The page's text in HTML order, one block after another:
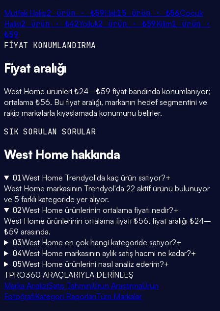
Mutfak Halısı2 ürün · ₺59Halı15 ürün · ₺56Çocuk
Halısı2 ürün · ₺42Yolluk2 ürün · ₺59Kilim1 ürün ·
₺59
FİYAT KONUMLANDIRMA
Fiyat aralığı
West Home ürünleri ₺24–₺59 fiyat bandında konumlanıyor;
ortalama ₺56. Bu fiyat aralığı, markanın hedef segmentini ve
rakip markalarla kıyaslamada konumunu belirler.
SIK SORULAN SORULAR
West Home hakkında
01West Home Trendyol'da kaç ürün satıyor?+
West Home markasının Trendyol'da 22 aktif ürünü bulunuyor
ve 5 farklı kategoride yer alıyor.
02West Home ürünlerinin ortalama fiyatı nedir?+
West Home ürünlerinin ortalama fiyatı ₺56, fiyat aralığı ₺24–
₺59 arasında.
03West Home en çok hangi kategoride satıyor?+
04West Home markasının aylık satış hacmi ne kadar?+
05West Home ürünlerini nasıl analiz ederim?+
TPRO360 ARAÇLARIYLA DERİNLEŞ
Marka AnaliziSatış TahminiÜrün AraştırmaÜrün
FotoğrafıKategori RaporlarıTüm Markalar